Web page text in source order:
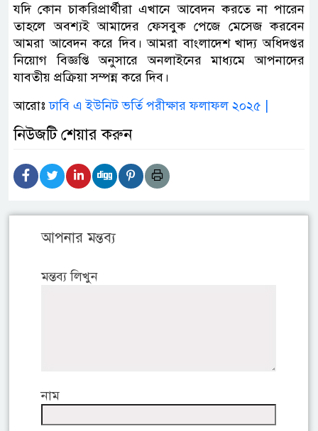
যদি কোন চাকরিপ্রার্থীরা এখানে আবেদন করতে না পারেন
তাহলে অবশ্যই আমাদের ফেসবুক পেজে মেসেজ করবেন
আমরা আবেদন করে দিব। আমরা বাংলাদেশ খাদ্য অধিদপ্তর
নিয়োগ বিজ্ঞপ্তি অনুসারে অনলাইনের মাধ্যমে আপনাদের
যাবতীয় প্রক্রিয়া সম্পন্ন করে দিব।
আরোঃঢাবি এ ইউনিট ভর্তি পরীক্ষার ফলাফল ২০২৫ |
নিউজটি শেয়ার করুন
আপনার মন্তব্য
মন্তব্য লিখুন
নাম